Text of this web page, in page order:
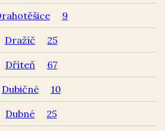
9
Dražíč 25
Dříteň 67
Dubičné 10
Dubné 25